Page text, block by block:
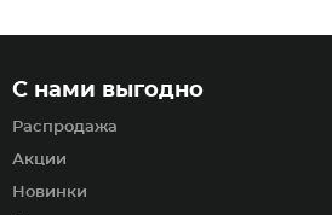
С нами выгодно
Распродажа
Акции
Новинки